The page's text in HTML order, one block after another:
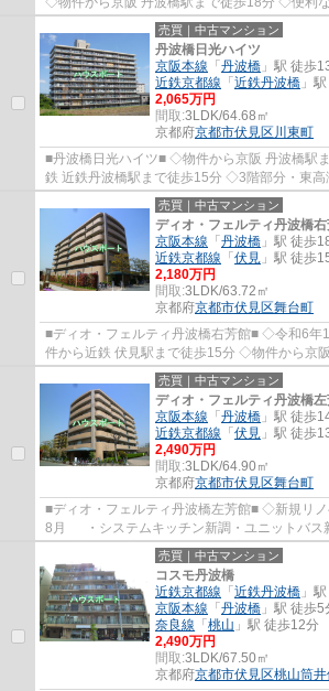
売買｜中古マンション
丹波橋日光ハイツ
京阪本線 「丹波橋 」駅 徒歩
近鉄京都線 「近鉄丹波橋 」
2,065万円
間取:3LDK/64.68㎡
京都府京都市伏見区川東町
■丹波橋日光ハイツ■ ◇物件から京阪 丹波橋駅
鉄 近鉄丹波橋駅まで徒歩15分 ◇3階部分・東高
採光良好です。
売買｜中古マンション
ディオ・フェルティ丹波橋
京阪本線 「丹波橋 」駅 徒歩
近鉄京都線 「伏見 」駅 徒歩
2,180万円
間取:3LDK/63.72㎡
京都府京都市伏見区舞台町
■ディオ・フェルティ丹波橋右芳館■ ◇令和6
件から近鉄 伏見駅まで徒歩15分 ◇物件から京
◇専有面積63.72㎡ 3LDK
売買｜中古マンション
ディオ・フェルティ丹波橋
京阪本線 「丹波橋 」駅 徒歩
近鉄京都線 「伏見 」駅 徒歩
2,490万円
間取:3LDK/64.90㎡
京都府京都市伏見区舞台町
■ディオ・フェルティ丹波橋左芳館■ ◇新規リ
8月 ・システムキッチン新調・ユニットバス
イレ新調 ・全室クロス張替・全室フローリ...
売買｜中古マンション
コスモ丹波橋
近鉄京都線 「近鉄丹波橋 」
京阪本線 「丹波橋 」駅 徒歩5
奈良線 「桃山 」駅 徒歩12分
2,490万円
間取:3LDK/67.50㎡
京都府京都市伏見区桃山筒